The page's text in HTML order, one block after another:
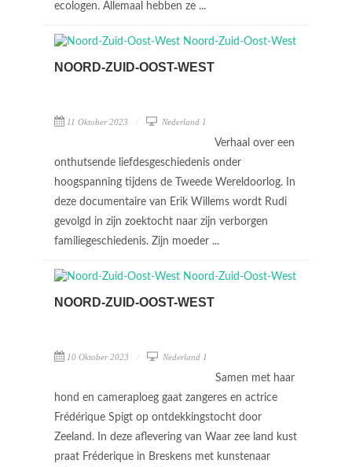
ecologen. Allemaal hebben ze ...
NOORD-ZUID-OOST-WEST
11 Oktober 2023 Nederland 1
Verhaal over een
onthutsende liefdesgeschiedenis onder
hoogspanning tijdens de Tweede Wereldoorlog. In
deze documentaire van Erik Willems wordt Rudi
gevolgd in zijn zoektocht naar zijn verborgen
familiegeschiedenis. Zijn moeder ...
NOORD-ZUID-OOST-WEST
10 Oktober 2023 Nederland 1
Samen met haar
hond en cameraploeg gaat zangeres en actrice
Frédérique Spigt op ontdekkingstocht door
Zeeland. In deze aflevering van Waar zee land kust
praat Fréderique in Breskens met kunstenaar